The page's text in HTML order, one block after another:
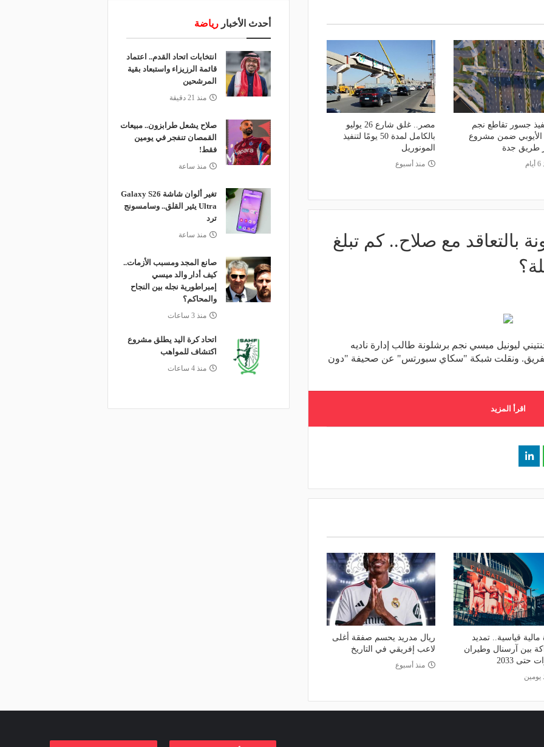
جسور تقاطع نجم
الأيوبي ضمن مشروع
طريق جدة
مصر.. غلق شارع 26 يوليو
بالكامل لمدة 50 يومًا لتنفيذ
المونوريل
منذ أسبوع
بالتعاقد مع صلاح.. كم تبلغ
ليونيل ميسي نجم برشلونة طالب إدارة ناديه
صفوف الفريق. ونقلت شبكة "سكاي سبورتس" عن صحيفة "دون
اقرأ المزيد
مالية قياسية.. تمديد
بين آرسنال وطيران
حتى 2033
يومين
ريال مدريد يحسم صفقة أغلى
لاعب إفريقي في التاريخ
منذ أسبوع
أحدث الأخبار رياضة
انتخابات اتحاد القدم.. اعتماد
قائمة الرزيزاء واستبعاد بقية
المرشحين
منذ 21 دقيقة
صلاح يشعل طرابزون.. مبيعات
القمصان تنفجر في يومين
فقط!
منذ ساعة
تغير ألوان شاشة Galaxy S26
Ultra يثير القلق.. وسامسونج
ترد
منذ ساعة
صانع المجد ومسبب الأزمات..
كيف أدار والد ميسي
إمبراطورية نجله بين النجاح
والمحاكم؟
منذ 3 ساعات
اتحاد كرة اليد يطلق مشروع
اكتشاف للمواهب
منذ 4 ساعات